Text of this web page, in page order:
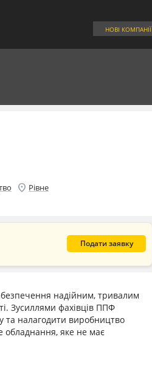
НОВІ КОМПАНІЇ
location_on Рівне
Подати заявку
надійним, тривалим
Зусиллями фахівців ППФ
та налагодити виробництво
обладнання, яке не має
низькою вартістю. Основною